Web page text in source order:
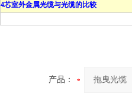
4芯室外金属光缆与光缆的比较
产品：